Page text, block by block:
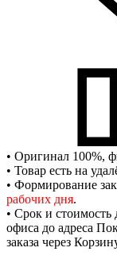
• Оригинал 100%,
• Товар есть на
• Формирование
рабочих дня.
• Срок и стоимость
офиса до адреса
заказа через